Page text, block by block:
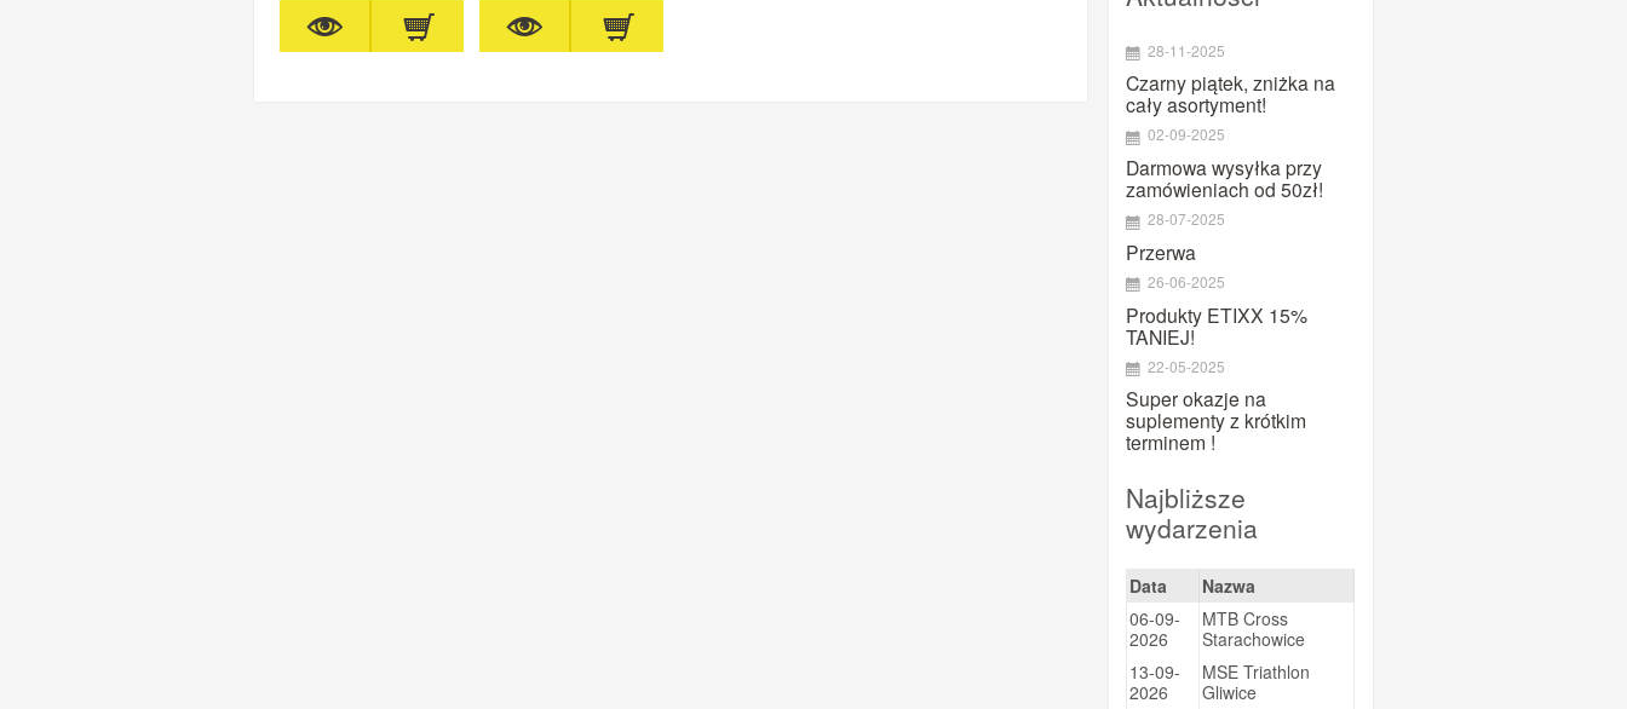
MarshGuard
MAURTEN
Maxim
Megmeister
Mountaindrop
NamedSport
OTE
PowerBar
PRO
Prox
Puromedica
Quad Lock
Ravemen
Shimano
SiS
Sportsbalm
Super Heraw
28-11-2025
Czarny piątek, zniżka na
cały asortyment!
02-09-2025
Darmowa wysyłka przy
zamówieniach od 50zł!
28-07-2025
Przerwa
26-06-2025
Produkty ETIXX 15%
TANIEJ!
22-05-2025
Super okazje na
suplementy z krótkim
terminem !
Najbliższe
wydarzenia
Data
Nazwa
06-09-
2026
MTB Cross
Starachowice
13-09-
2026
MSE Triathlon
Gliwice